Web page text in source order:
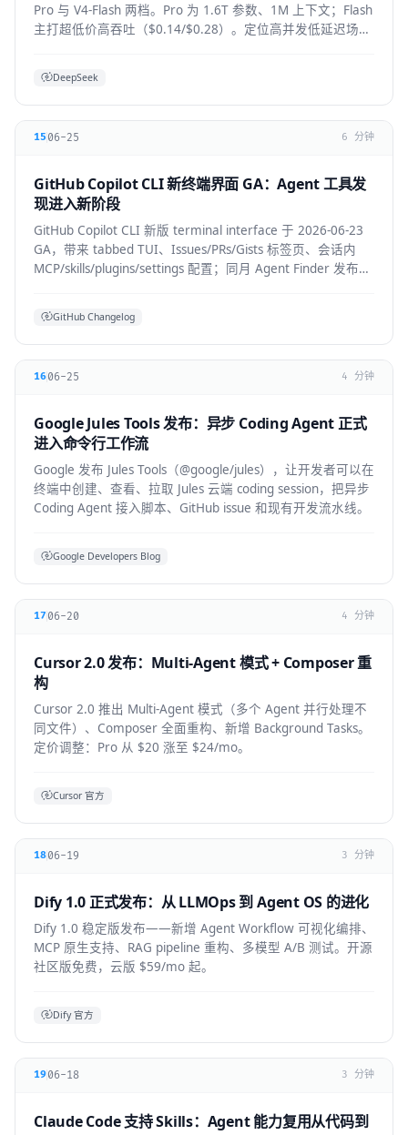
Pro 与 V4-Flash 两档。Pro 为 1.6T 参数、1M 上下文；Flash
主打超低价高吞吐（$0.14/$0.28）。定位高并发低延迟场
DeepSeek
15 06-25 6 分钟
GitHub Copilot CLI 新终端界面 GA：Agent 工具发
现进入新阶段
GitHub Copilot CLI 新版 terminal interface 于 2026-06-23
GA，带来 tabbed TUI、Issues/PRs/Gists 标签页、会话内
MCP/skills/plugins/settings 配置；同月 Agent Finder 发布，
GitHub Changelog
1606-25 4 分钟
Google Jules Tools 发布：异步 Coding Agent 正式
进入命令行工作流
Google 发布 Jules Tools（@google/jules），让开发者可以在
终端中创建、查看、拉取 Jules 云端 coding session，把异步
Coding Agent 接入脚本、GitHub issue 和现有开发流水线。
Google Developers Blog
17 06-20 4 分钟
Cursor 2.0 发布：Multi-Agent 模式 + Composer 重
构
Cursor 2.0 推出 Multi-Agent 模式（多个 Agent 并行处理不
同文件）、Composer 全面重构、新增 Background Tasks。
定价调整：Pro 从 $20 涨至 $24/mo。
Cursor 官方
1806-19 3 分钟
Dify 1.0 正式发布：从 LLMOps 到 Agent OS 的进化
Dify 1.0 稳定版发布——新增 Agent Workflow 可视化编排、
MCP 原生支持、RAG pipeline 重构、多模型 A/B 测试。开源
社区版免费，云版 $59/mo 起。
Dify 官方
1906-18 3 分钟
Claude Code 支持 Skills：Agent 能力复用从代码到